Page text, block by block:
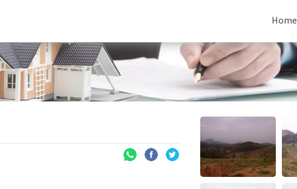
Home